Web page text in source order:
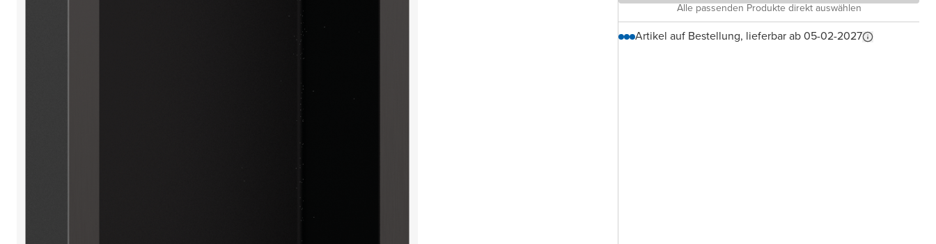
Alle passenden Produkte direkt auswählen
Artikel auf Bestellung, lieferbar ab 05-02-2027